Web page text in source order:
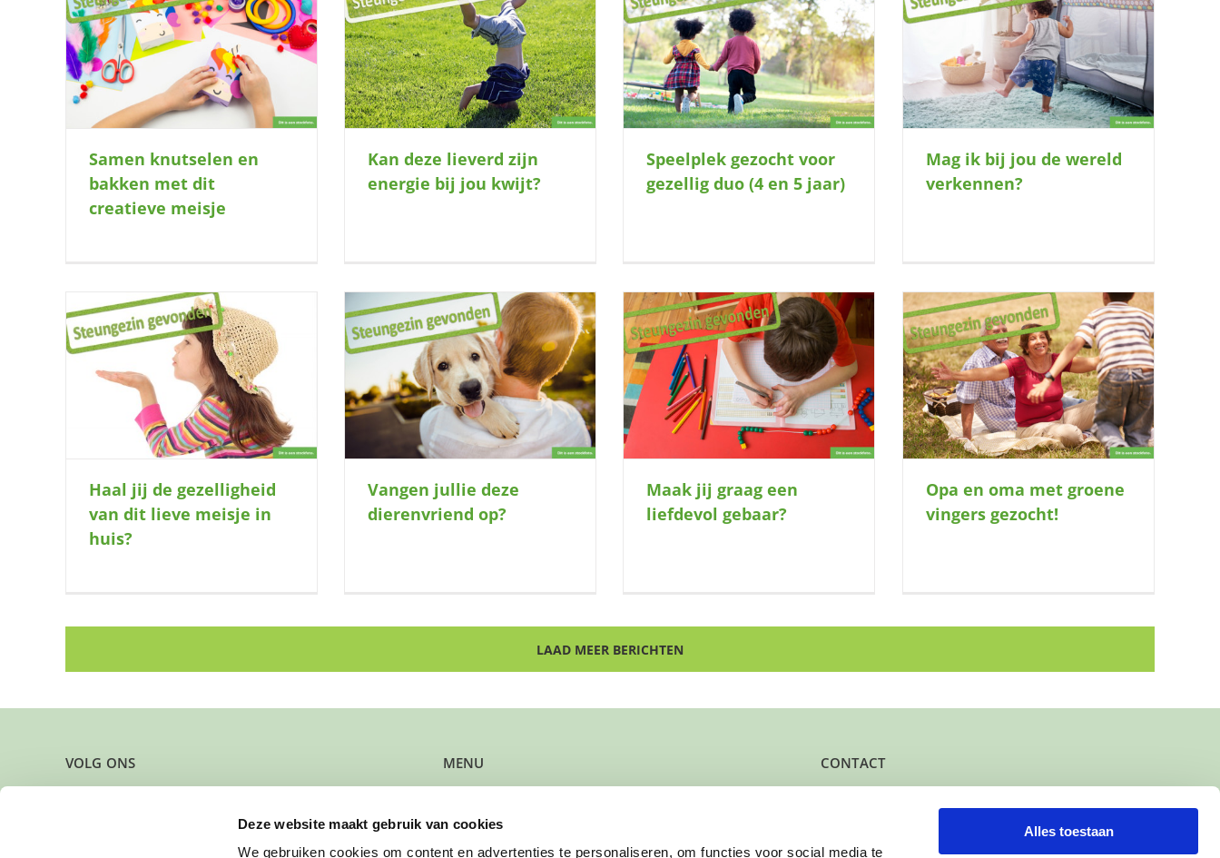
Deze website maakt gebruik van cookies
We gebruiken cookies om content en advertenties te personaliseren, om functies voor social media te
Alles toestaan
Samen knutselen en
bakken met dit
creatieve meisje
Kan deze lieverd zijn energie bij jou
kwijt?
Kan deze lieverd zijn
energie bij jou kwijt?
Speelplek gezocht voor gezellig duo (4
en 5 jaar)
Speelplek gezocht voor
gezellig duo (4 en 5 jaar)
Mag ik bij jou de wereld verkennen?
Mag ik bij jou de wereld
verkennen?
Haal jij de gezelligheid
van dit lieve meisje in
huis?
Vangen jullie deze dierenvriend op?
Vangen jullie deze
dierenvriend op?
Maak jij graag een liefdevol gebaar?
Maak jij graag een
liefdevol gebaar?
Opa en oma met groene vingers
gezocht!
Opa en oma met groene
vingers gezocht!
LAAD MEER BERICHTEN
VOLG ONS MENU
Kun je steun gebruiken?
Wil je een gezin verwijzen?
Werk je bij de gemeente?
CONTACT
Het kantoor- en postadres van Buurtgezinnen is: